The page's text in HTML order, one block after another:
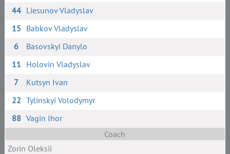
44 Liesunov Vladyslav
15 Babkov Vladyslav
6
Basovskyi Danylo
11 Holovin Vladyslav
7
Kutsyn Ivan
22 Tylinskyi Volodymyr
88 Vagin Ihor
Coach
Zorin Oleksii